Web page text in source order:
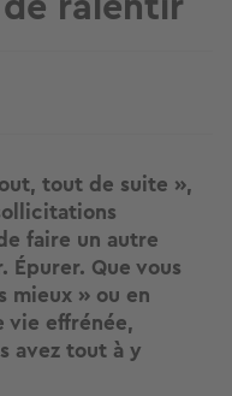
tout de suite »,
faire un autre
Épurer. Que vous
mieux » ou en
vie effrénée,
avez tout à y